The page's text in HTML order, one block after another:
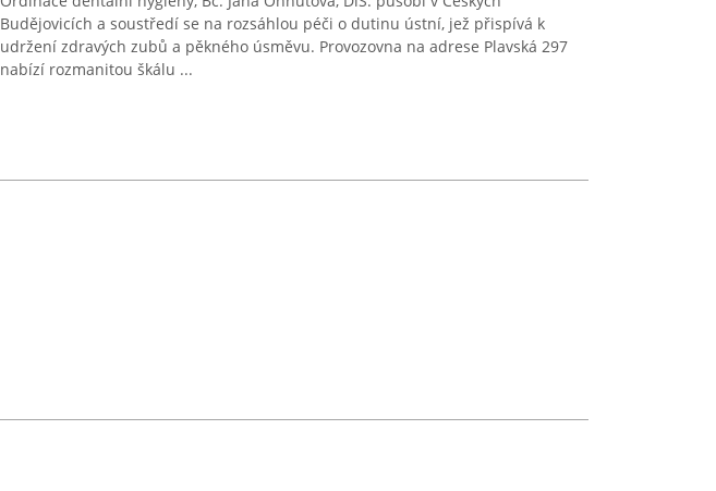
Budějovicích a soustředí se na rozsáhlou péči o dutinu ústní, jež přispívá k
udržení zdravých zubů a pěkného úsměvu. Provozovna na adrese Plavská 297
nabízí rozmanitou škálu ...